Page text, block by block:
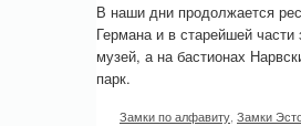
В наши дни продолжается
Германа и в старейшей части
музей, а на бастионах
парк.
Замки по алфавиту Замки